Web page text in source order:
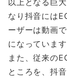
以上となる巨
なり抖音には
ーザーは動画
になっています
また、従来の
ところを、抖